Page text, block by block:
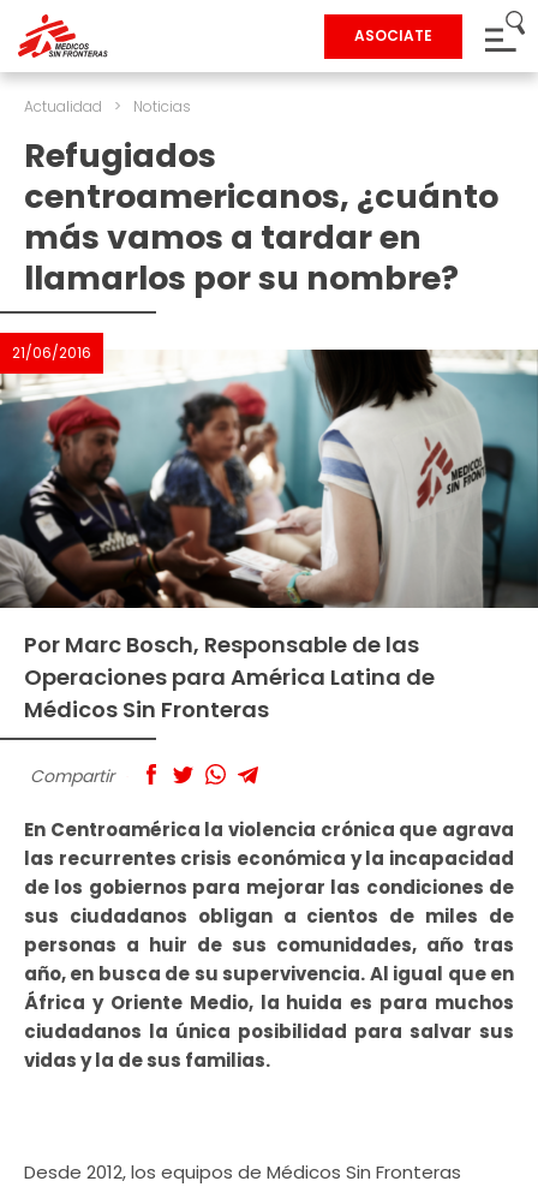
ASOCIATE
Actualidad > Noticias
Refugiados
centroamericanos, ¿cuánto
más vamos a tardar en
llamarlos por su nombre?
21/06/2016
Por Marc Bosch, Responsable de las
Operaciones para América Latina de
Médicos Sin Fronteras
Compartir
En Centroamérica la violencia crónica que agrava
las recurrentes crisis económica yla incapacidad
de los gobiernos para mejorar las condiciones de
sus ciudadanos obligan a cientos de miles de
personas a huir de sus comunidades, año tras
año, en busca de su supervivencia. Al igual que en
África y Oriente Medio, la huida es para muchos
ciudadanos la única posibilidad para salvar sus
vidas y la de sus familias.
Desde 2012, los equipos de Médicos Sin Fronteras